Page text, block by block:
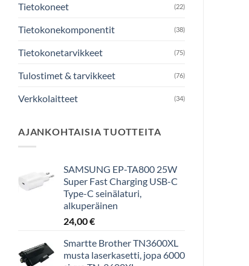
Tietokoneet (22)
Tietokonekomponentit (38)
Tietokonetarvikkeet (75)
Tulostimet & tarvikkeet (76)
Verkkolaitteet (34)
AJANKOHTAISIA TUOTTEITA
SAMSUNG EP-TA800 25W
Super Fast Charging USB-C
Type-C seinälaturi,
alkuperäinen
24,00€
Smartte Brother TN3600XL
musta laserkasetti, jopa 6000